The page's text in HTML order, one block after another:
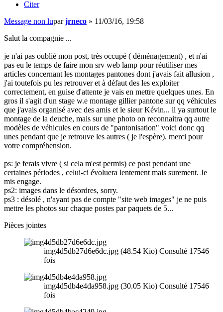
Citer
Message non luparjrneco » 11/03/16, 19:58
Salut la compagnie ...
je n'ai pas oublié mon post, très occupé ( déménagement) , et n'ai
pas eu le temps de faire mon srv web lamp pour réutiliser mes
articles concernant les montages pantones dont j'avais fait allusion ,
j'ai toutefois pu les retrouver et à défaut des les exploiter
correctement, en guise d'attente je vais en mettre quelques unes. En
gros il s'agit d'un stage w.e montage gillier pantone sur qq véhicules
que j'avais organisé avec des amis et le sieur Kévin... il ya surtout le
montage de la deuche, mais sur une photo on reconnaitra qq autre
modèles de véhicules en cours de "pantonisation" voici donc qq
unes pendant que je retrouve les autres ( je l'espère). merci pour
votre compréhension.
ps: je ferais vivre ( si cela m'est permis) ce post pendant une
certaines périodes , celui-ci évoluera lentement mais surement. Je
mis engage.
ps2: images dans le désordres, sorry.
ps3 : désolé , n'ayant pas de compte "site web images" je ne puis
mettre les photos sur chaque postes par paquets de 5...
Pièces jointes
img4d5db27d6e6dc.jpg (48.54 Kio) Consulté 17546
fois
img4d5db4e4da958.jpg (30.05 Kio) Consulté 17546
fois